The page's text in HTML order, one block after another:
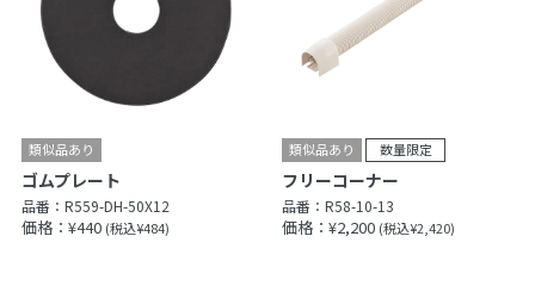
ゴムプレート
品番： R559-DH-50X12
価格：¥440 (税込¥484)
フリーコーナー
品番：R58-10-13
価格：¥2,200 (税込¥2,420)